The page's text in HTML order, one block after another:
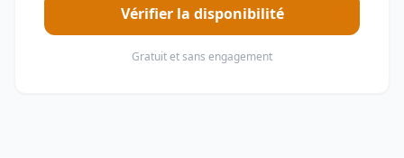
Vérifier la disponibilité
Gratuit et sans engagement